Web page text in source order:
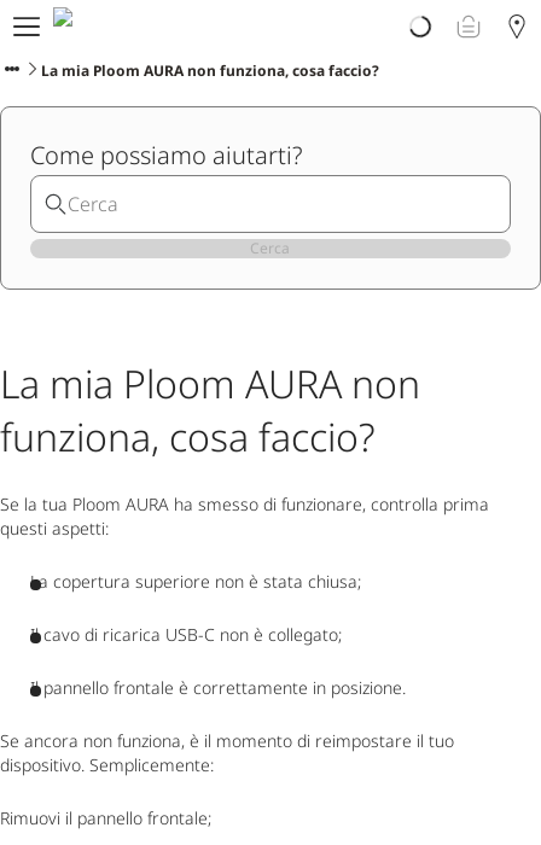
Prodotti
Scopri Ploom
Club
Assistenza
Avvertenze sul prodotto
La mia Ploom AURA non funziona, cosa faccio?
Come possiamo aiutarti?
Cerca
La mia Ploom AURA non
funziona, cosa faccio?
Se la tua Ploom AURA ha smesso di funzionare, controlla prima
questi aspetti:
La copertura superiore non è stata chiusa;
Il cavo di ricarica USB-C non è collegato;
Il pannello frontale è correttamente in posizione.
Se ancora non funziona, è il momento di reimpostare il tuo
dispositivo. Semplicemente:
Rimuovi il pannello frontale;